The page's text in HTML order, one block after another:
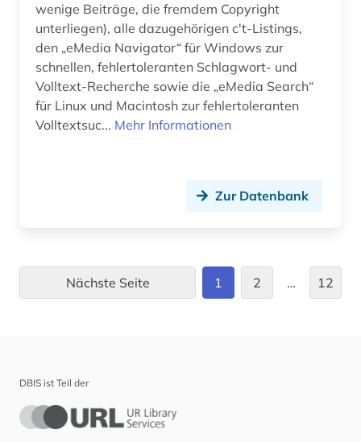
mineralogie (1)
mitgliedsstaaten (1)
mittelniederdeutsch (1)
molekularbiologie (1)
nachrichtenübermittlung (1)
naturwissenschaft (1)
wenige Beiträge, die fremdem Copyright
unterliegen), alle dazugehörigen c't-Listings,
den „eMedia Navigator“ für Windows zur
schnellen, fehlertoleranten Schlagwort- und
Volltext-Recherche sowie die „eMedia Search“
für Linux und Macintosh zur fehlertoleranten
Volltextsuc... Mehr Informationen
Zur Datenbank
Nächste Seite 1 2 … 12
DBIS ist Teil der